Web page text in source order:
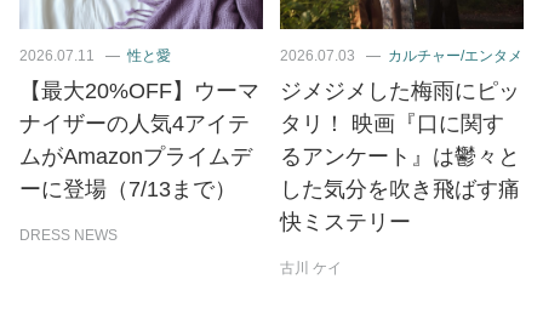
2026.07.11 性と愛
【最大20%OFF】ウーマ
ナイザーの人気4アイテ
ムがAmazonプライムデ
ーに登場（7/13まで）
DRESS NEWS
2026.07.03 カルチャー/エンタメ
ジメジメした梅雨にピッ
タリ！ 映画『口に関す
るアンケート』は鬱々と
した気分を吹き飛ばす痛
快ミステリー
古川 ケイ